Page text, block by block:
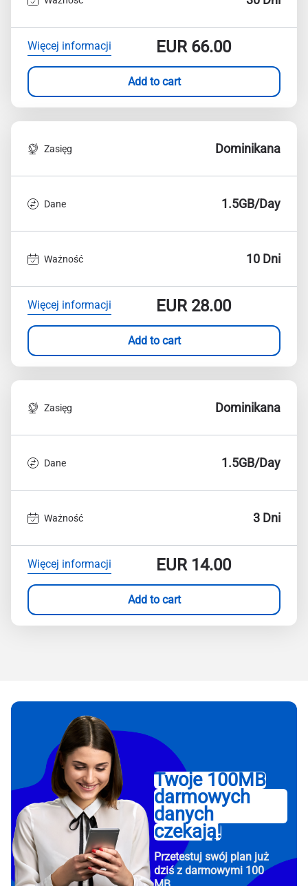
Więcej informacji EUR66.00
Add to cart
Zasięg Dominikana
Dane 1.5GB/Day
Ważność 10 Dni
Więcej informacji EUR28.00
Add to cart
Zasięg Dominikana
Dane 1.5GB/Day
Ważność 3 Dni
Więcej informacji EUR14.00
Add to cart
Twoje 100MB
darmowych
danych
czekają!
Przetestuj swój plan już
dziś z darmowymi 100